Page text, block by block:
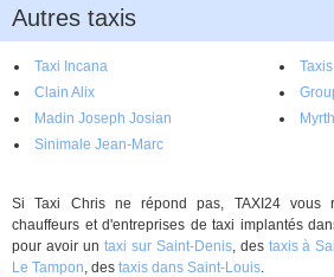
Autres taxis
Taxi Incana
Clain Alix
Paul-St
Madin Joseph Josian
Sinimale Jean-Marc
Si Taxi Chris ne répond pas, TAXI24 vous
chauffeurs et d'entreprises de taxi implantés
pour avoir un taxi sur Saint-Denis, des taxis à
Le Tampon, des taxis dans Saint-Louis.